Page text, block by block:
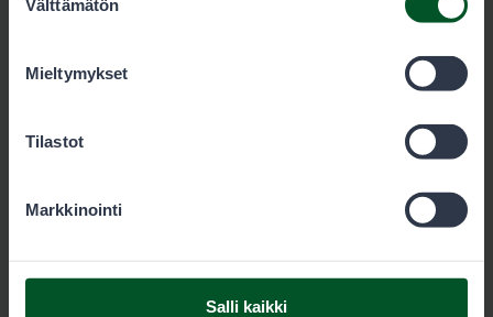
olet käyttänyt heidän palvelujaan. Voit sallia haluamasi
valinta
Välttämätön
Mieltymykset
Tilastot
Markkinointi
Salli kaikki